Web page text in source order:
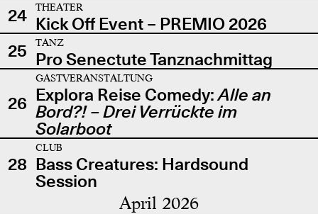
24
THEATER
Kick Off Event – PREMIO 2026
25
TANZ
Pro Senectute Tanznachmittag
26
GASTVERANSTALTUNG
Explora Reise Comedy:Alle an
Bord?! – Drei Verrückte im
Solarboot
28
CLUB
Bass Creatures: Hardsound
Session
April 2026